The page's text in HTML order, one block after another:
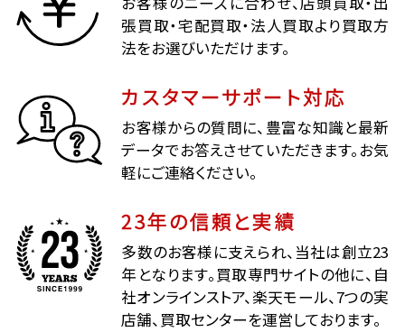
張買取・宅配買取・法人買取より買取方
法をお選びいただけます。
カスタマーサポート対応
お客様からの質問に、豊富な知識と最新
データでお答えさせていただきます。お気
軽にご連絡ください。
23年の信頼と実績
多数のお客様に支えられ、当社は創立23
年となります。買取専門サイトの他に、自
社オンラインストア、楽天モール、7つの実
店舗、買取センターを運営しております。